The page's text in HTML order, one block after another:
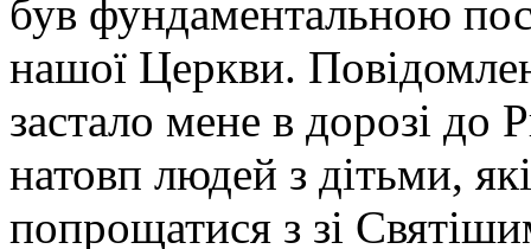
був фундаментальною
нашої Церкви.
застало мене в дорозі
натовп людей з дітьми,
попрощатися з зі